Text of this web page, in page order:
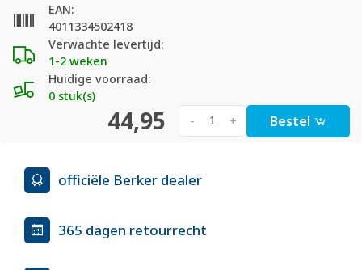
Verwachte levertijd:
1-2 weken
Huidige voorraad:
0 stuk(s)
EAN:
4011334502418
44,95 +
- Bestel
officiële Berker dealer
365 dagen retourrecht